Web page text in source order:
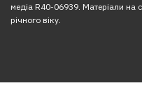
медіа R40-06939. Матеріали на
річного віку.